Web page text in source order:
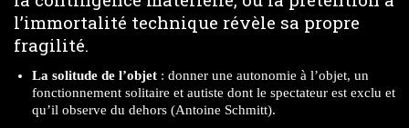
l’immortalité technique révèle sa propre
fragilité.
La solitude de l’objet : donner une autonomie à l’objet, un
fonctionnement solitaire et autiste dont le spectateur est exclu et
qu’il observe du dehors (Antoine Schmitt).